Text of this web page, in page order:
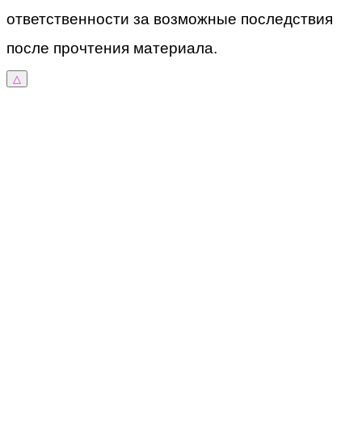
ответственности за возможные последствия
после прочтения материала.